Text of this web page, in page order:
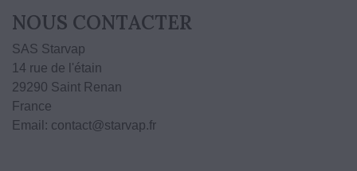
NOUS CONTACTER
SAS Starvap
14 rue de l'étain
29290 Saint Renan
France
Email: contact@starvap.fr